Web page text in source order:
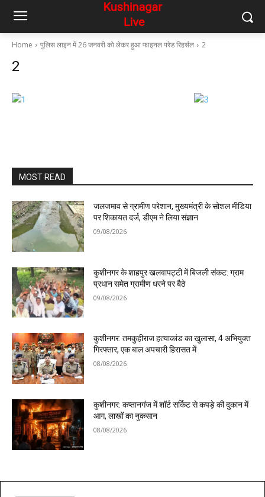
Home पुलिस लाइन में 26 जनवरी को लेकर हुआ फाइनल परेड रिहर्सल 2
2
MOST READ
जलजमाव से ग्रामीण परेशान, मुख्यमंत्री के सोशल मीडिया
पर शिकायत दर्ज, डीएम ने लिया संज्ञान
09/08/2026
कुशीनगर के शाहपुर खलवापट्टी में बिजली संकट: ग्राम
प्रधान समेत ग्रामीण धरने पर बैठे
09/08/2026
कुशीनगर: तमकुहीराज हत्याकांड का खुलासा, 4 अभियुक्त
गिरफ्तार, एक बाल अपचारी हिरासत में
08/08/2026
कुशीनगर: कप्तानगंज में शॉर्ट सर्किट से कपड़े की दुकान में
आग, लाखों का नुकसान
08/08/2026